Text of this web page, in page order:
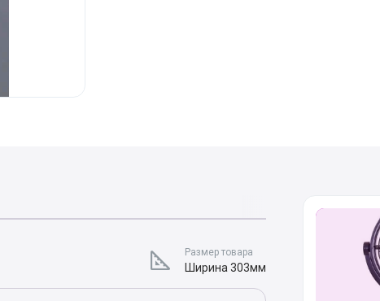
Размер товара
Ширина 303мм